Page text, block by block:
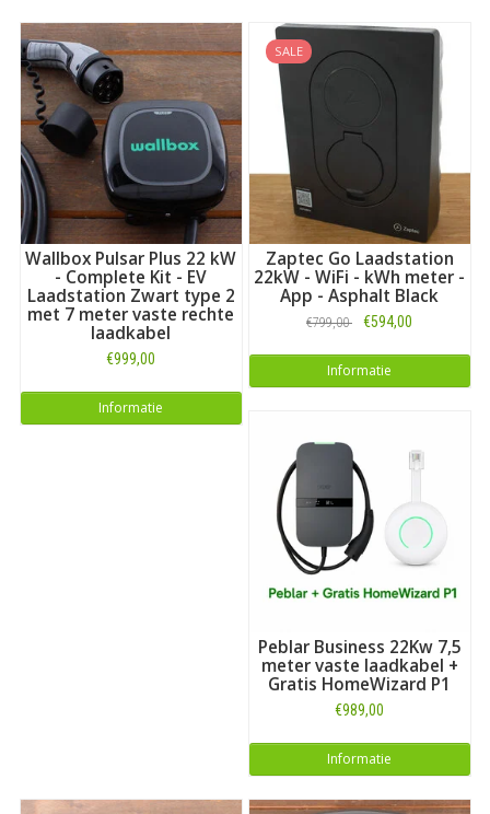
Wallbox Pulsar Plus 22 kW
- Complete Kit - EV
Laadstation Zwart type 2
met 7 meter vaste rechte
laadkabel
€999,00
Informatie
SALE
Zaptec Go Laadstation
22kW - WiFi - kWh meter -
App - Asphalt Black
€799,00 €594,00
Informatie
Peblar Business 22Kw 7,5
meter vaste laadkabel +
Gratis HomeWizard P1
€989,00
Informatie